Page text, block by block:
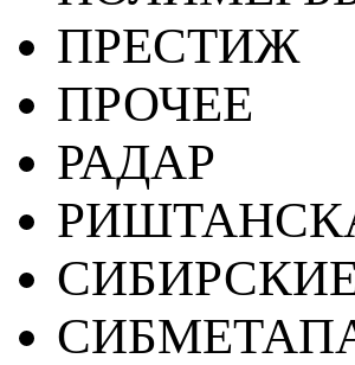
ПРЕСТИЖ
ПРОЧЕЕ
РАДАР